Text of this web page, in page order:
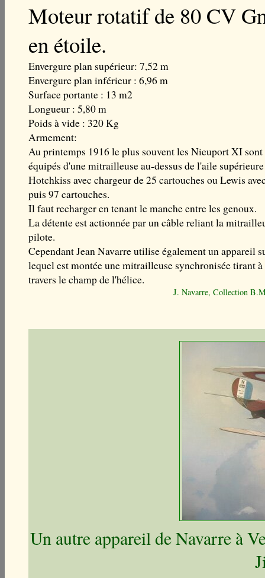
Moteur rotatif de 80 CV
en étoile.
Envergure plan supérieur: 7,52 m
Envergure plan inférieur : 6,96 m
Surface portante : 13 m2
Longueur : 5,80 m
Poids à vide : 320 Kg
Armement:
Au printemps 1916 le plus souvent les Nieuport XI sont
équipés d'une mitrailleuse au-dessus de l'aile
Hotchkiss avec chargeur de 25 cartouches ou Lewis
puis 97 cartouches.
Il faut recharger en tenant le manche entre les genoux.
La détente est actionnée par un câble reliant la
pilote.
Cependant Jean Navarre utilise également un appareil
lequel est montée une mitrailleuse synchronisée tirant à
travers le champ de l'hélice.
J. Navarre, Collection
Un autre appareil de Navarre à